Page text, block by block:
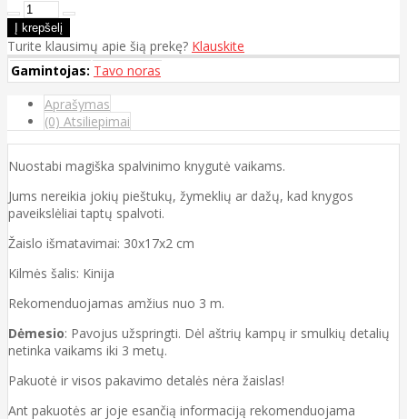
Turite klausimų apie šią prekę? Klauskite
Gamintojas: Tavo noras
Aprašymas
(0) Atsiliepimai
Nuostabi magiška spalvinimo knygutė vaikams.
Jums nereikia jokių pieštukų, žymeklių ar dažų, kad knygos
paveikslėliai taptų spalvoti.
Žaislo išmatavimai: 30x17x2 cm
Kilmės šalis: Kinija
Rekomenduojamas amžius nuo 3 m.
Dėmesio: Pavojus užspringti. Dėl aštrių kampų ir smulkių detalių
netinka vaikams iki 3 metų.
Pakuotė ir visos pakavimo detalės nėra žaislas!
Ant pakuotės ar joje esančią informaciją rekomenduojama